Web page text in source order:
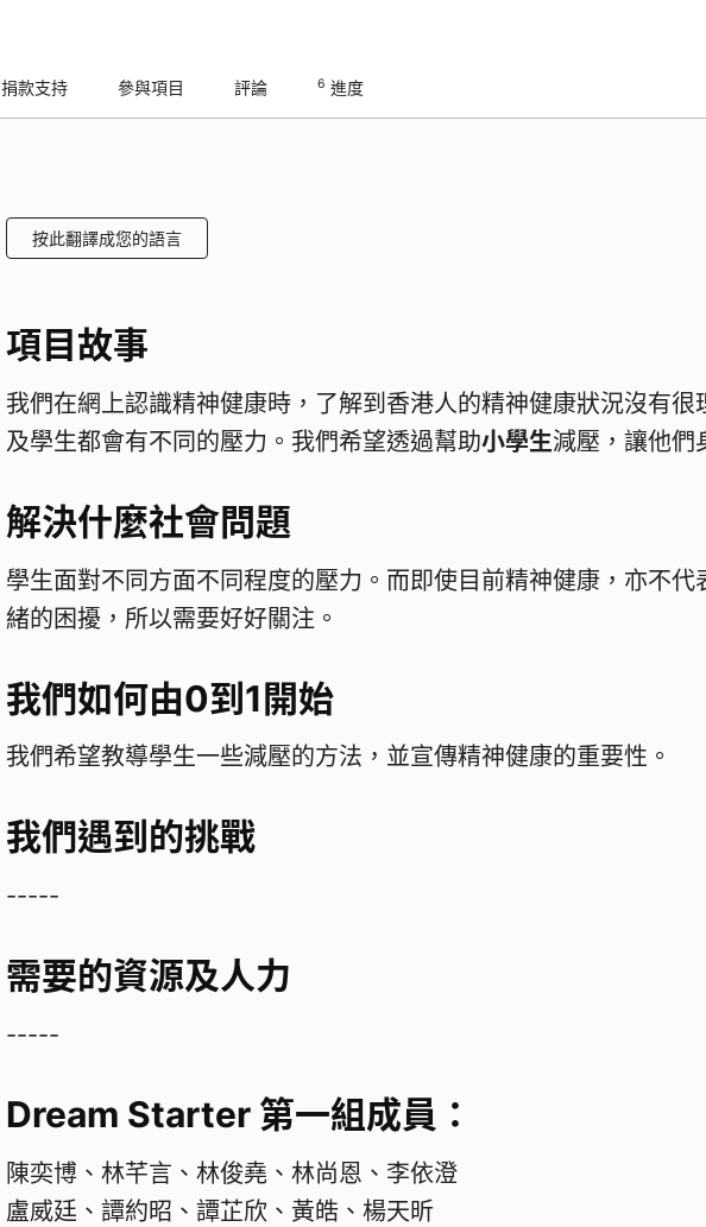
捐款支持 參與項目 評論 6 進度
按此翻譯成您的語言
項目故事
我們在網上認識精神健康時，了解到香港人的精神健康狀況沒有很
及學生都會有不同的壓力。我們希望透過幫助小學生減壓，讓他們
解決什麼社會問題
學生面對不同方面不同程度的壓力。而即使目前精神健康，亦不代
緒的困擾，所以需要好好關注。
我們如何由0到1開始
我們希望教導學生一些減壓的方法，並宣傳精神健康的重要性。
我們遇到的挑戰
-----
需要的資源及人力
-----
Dream Starter 第一組成員：
陳奕博、林芊言、林俊堯、林尚恩、李依澄
盧威廷、譚約昭、譚芷欣、黃皓、楊天昕